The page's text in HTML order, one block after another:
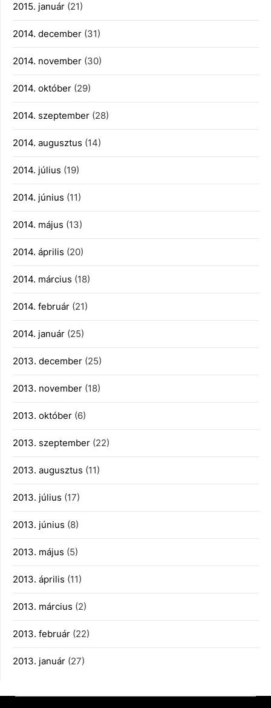
2015. január (21)
2014. december (31)
2014. november (30)
2014. október (29)
2014. szeptember (28)
2014. augusztus (14)
2014. július (19)
2014. június (11)
2014. május (13)
2014. április (20)
2014. március (18)
2014. február (21)
2014. január (25)
2013. december (25)
2013. november (18)
2013. október (6)
2013. szeptember (22)
2013. augusztus (11)
2013. július (17)
2013. június (8)
2013. május (5)
2013. április (11)
2013. március (2)
2013. február (22)
2013. január (27)